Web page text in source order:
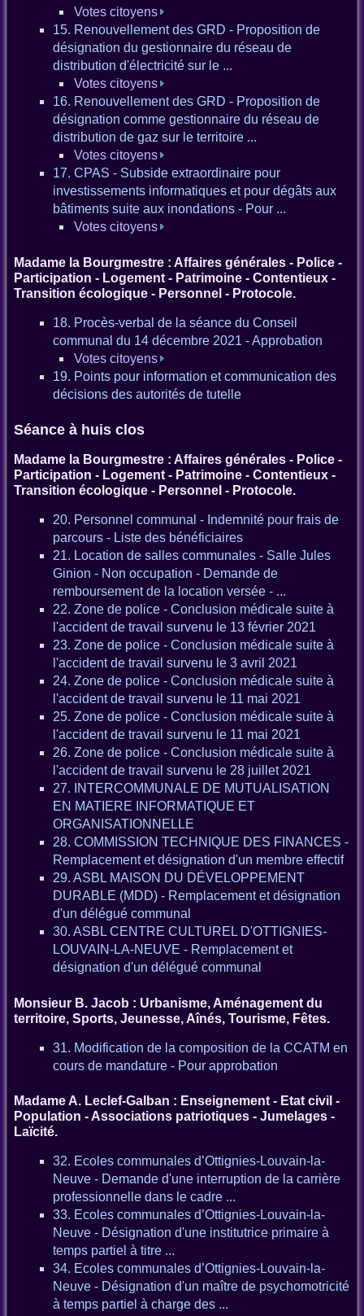
Votes citoyens
15. Renouvellement des GRD - Proposition de
désignation du gestionnaire du réseau de
distribution d'électricité sur le ...
Votes citoyens
16. Renouvellement des GRD - Proposition de
désignation comme gestionnaire du réseau de
distribution de gaz sur le territoire ...
Votes citoyens
17. CPAS - Subside extraordinaire pour
investissements informatiques et pour dégâts aux
bâtiments suite aux inondations - Pour ...
Votes citoyens
Madame la Bourgmestre : Affaires générales - Police -
Participation - Logement - Patrimoine - Contentieux -
Transition écologique - Personnel - Protocole.
18. Procès-verbal de la séance du Conseil
communal du 14 décembre 2021 - Approbation
Votes citoyens
19. Points pour information et communication des
décisions des autorités de tutelle
Séance à huis clos
Madame la Bourgmestre : Affaires générales - Police -
Participation - Logement - Patrimoine - Contentieux -
Transition écologique - Personnel - Protocole.
20. Personnel communal - Indemnité pour frais de
parcours - Liste des bénéficiaires
21. Location de salles communales - Salle Jules
Ginion - Non occupation - Demande de
remboursement de la location versée - ...
22. Zone de police - Conclusion médicale suite à
l'accident de travail survenu le 13 février 2021
23. Zone de police - Conclusion médicale suite à
l'accident de travail survenu le 3 avril 2021
24. Zone de police - Conclusion médicale suite à
l'accident de travail survenu le 11 mai 2021
25. Zone de police - Conclusion médicale suite à
l'accident de travail survenu le 11 mai 2021
26. Zone de police - Conclusion médicale suite à
l'accident de travail survenu le 28 juillet 2021
27. INTERCOMMUNALE DE MUTUALISATION
EN MATIERE INFORMATIQUE ET
ORGANISATIONNELLE
28. COMMISSION TECHNIQUE DES FINANCES -
Remplacement et désignation d'un membre effectif
29. ASBL MAISON DU DÉVELOPPEMENT
DURABLE (MDD) - Remplacement et désignation
d'un délégué communal
30. ASBL CENTRE CULTUREL D'OTTIGNIES-
LOUVAIN-LA-NEUVE - Remplacement et
désignation d'un délégué communal
Monsieur B. Jacob : Urbanisme, Aménagement du
territoire, Sports, Jeunesse, Aînés, Tourisme, Fêtes.
31. Modification de la composition de la CCATM en
cours de mandature - Pour approbation
Madame A. Leclef-Galban : Enseignement - Etat civil -
Population - Associations patriotiques - Jumelages -
Laïcité.
32. Ecoles communales d’Ottignies-Louvain-la-
Neuve - Demande d'une interruption de la carrière
professionnelle dans le cadre ...
33. Ecoles communales d’Ottignies-Louvain-la-
Neuve - Désignation d'une institutrice primaire à
temps partiel à titre ...
34. Ecoles communales d’Ottignies-Louvain-la-
Neuve - Désignation d'un maître de psychomotricité
à temps partiel à charge des ...